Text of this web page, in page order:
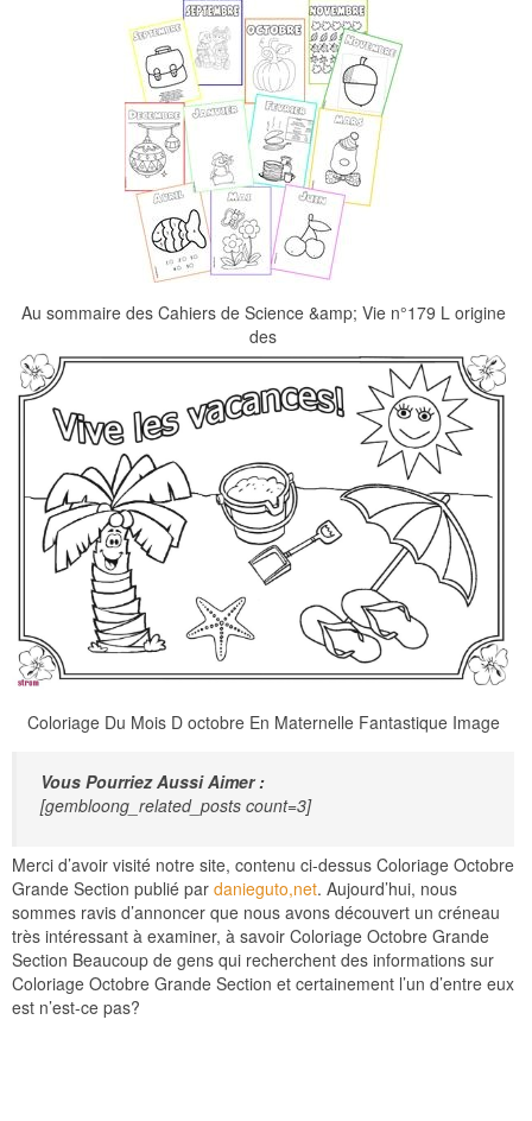
Au sommaire des Cahiers de Science &amp; Vie n°179 L origine
des
Coloriage Du Mois D octobre En Maternelle Fantastique Image
Vous Pourriez Aussi Aimer :
[gembloong_related_posts count=3]
Merci d’avoir visité notre site, contenu ci-dessus Coloriage Octobre
Grande Section publié par danieguto,net. Aujourd’hui, nous
sommes ravis d’annoncer que nous avons découvert un créneau
très intéressant à examiner, à savoir Coloriage Octobre Grande
Section Beaucoup de gens qui recherchent des informations sur
Coloriage Octobre Grande Section et certainement l’un d’entre eux
est n’est-ce pas?